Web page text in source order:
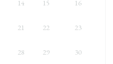
14 15 16
21 22 23
28 29 30